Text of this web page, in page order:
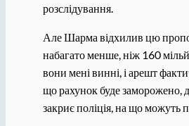
розслідування.
Але Шарма відхилив цю
набагато менше, ніж 160
вони мені винні, і арешт
що рахунок буде заморожено,
закриє поліція, на що можуть